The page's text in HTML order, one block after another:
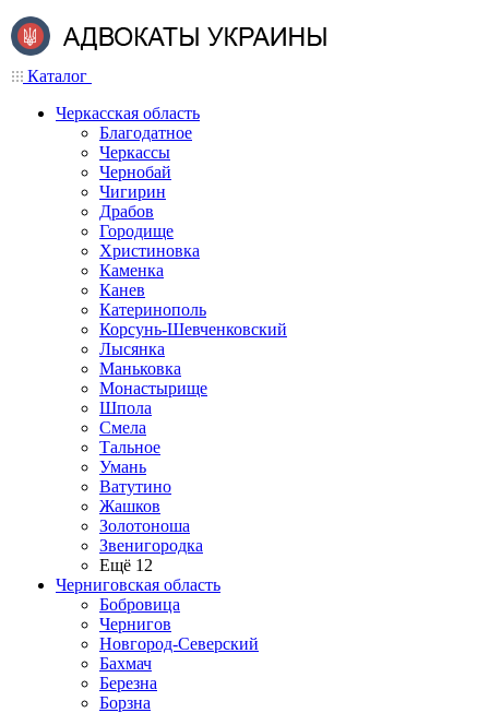
Каталог
Черкасская область
Благодатное
Черкассы
Чернобай
Чигирин
Драбов
Городище
Христиновка
Каменка
Канев
Катеринополь
Корсунь-Шевченковский
Лысянка
Маньковка
Монастырище
Шпола
Смела
Тальное
Умань
Ватутино
Жашков
Золотоноша
Звенигородка
Ещё 12
Черниговская область
Бобровица
Чернигов
Новгород-Северский
Бахмач
Березна
Борзна